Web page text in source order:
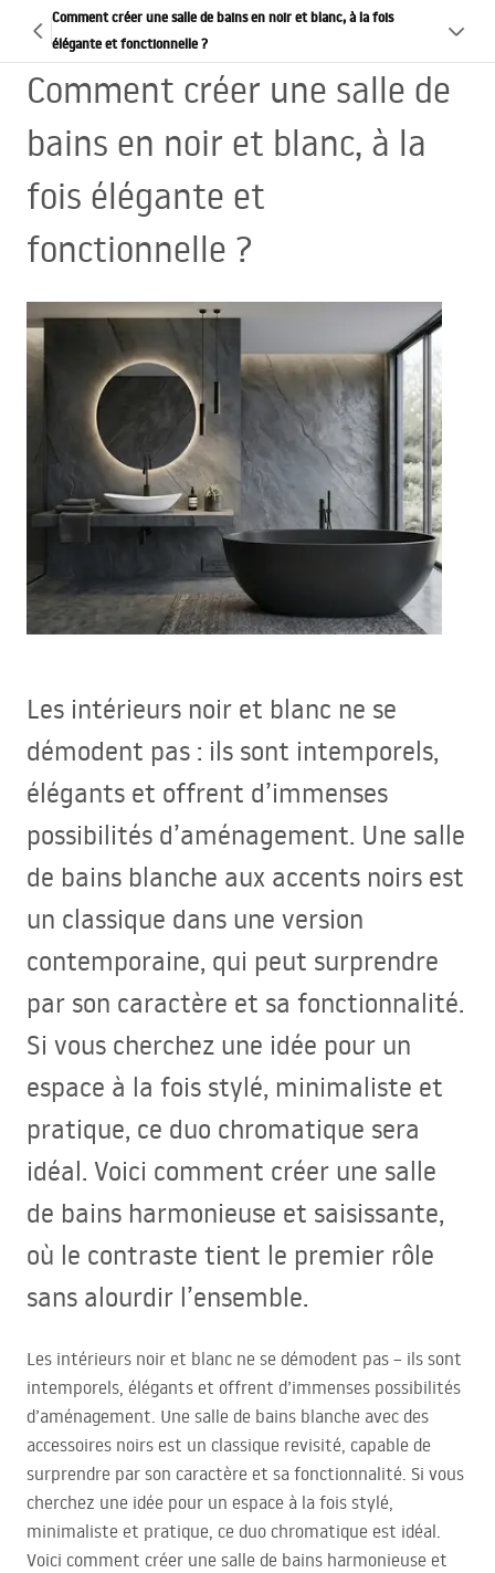
Comment créer une salle de bains en noir et blanc, à la fois
élégante et fonctionnelle ?
Comment créer une salle de
bains en noir et blanc, à la
fois élégante et
fonctionnelle ?
Les intérieurs noir et blanc ne se
démodent pas : ils sont intemporels,
élégants et offrent d’immenses
possibilités d’aménagement. Une salle
de bains blanche aux accents noirs est
un classique dans une version
contemporaine, qui peut surprendre
par son caractère et sa fonctionnalité.
Si vous cherchez une idée pour un
espace à la fois stylé, minimaliste et
pratique, ce duo chromatique sera
idéal. Voici comment créer une salle
de bains harmonieuse et saisissante,
où le contraste tient le premier rôle
sans alourdir l’ensemble.
Les intérieurs noir et blanc ne se démodent pas – ils sont
intemporels, élégants et offrent d’immenses possibilités
d’aménagement. Une salle de bains blanche avec des
accessoires noirs est un classique revisité, capable de
surprendre par son caractère et sa fonctionnalité. Si vous
cherchez une idée pour un espace à la fois stylé,
minimaliste et pratique, ce duo chromatique est idéal.
Voici comment créer une salle de bains harmonieuse et